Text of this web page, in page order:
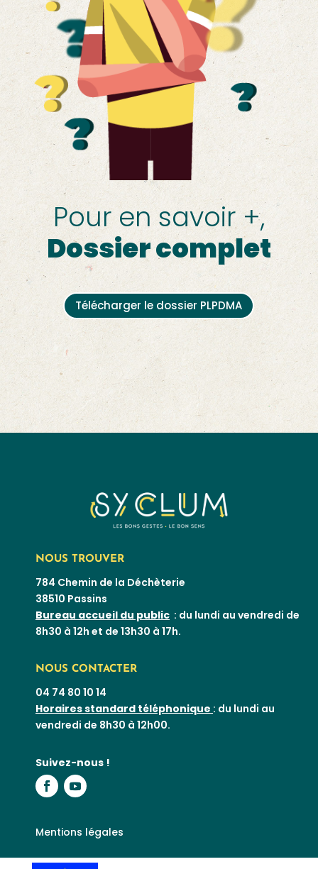
Pour en savoir +,
Dossier complet
Télécharger le dossier PLPDMA
NOUS TROUVER
784 Chemin de la Déchèterie
38510 Passins
Bureau accueil du public : du lundi au vendredi de
8h30 à 12h et de 13h30 à 17h.
NOUS CONTACTER
04 74 80 10 14
Horaires standard téléphonique : du lundi au
vendredi de 8h30 à 12h00.
Suivez-nous !
Mentions légales